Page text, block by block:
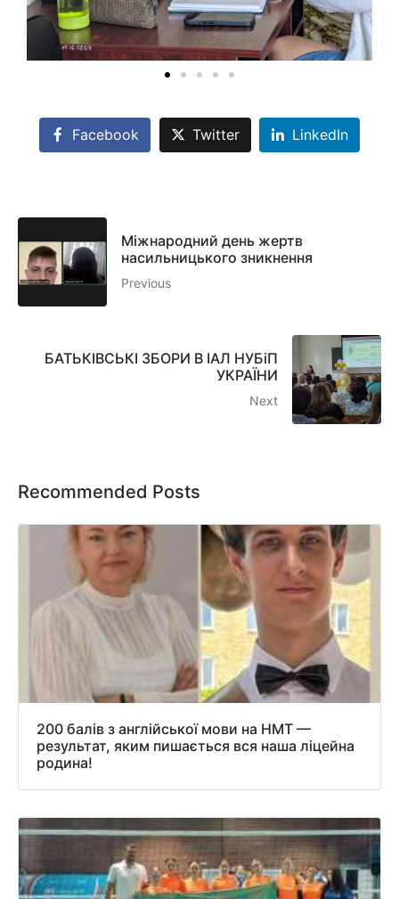
Facebook Twitter LinkedIn
Міжнародний день жертв
насильницького зникнення
Previous
БАТЬКІВСЬКІ ЗБОРИ В ІАЛ НУБіП
УКРАЇНИ
Next
Recommended Posts
200 балів з англійської мови на НМТ —
результат, яким пишається вся наша ліцейна
родина!